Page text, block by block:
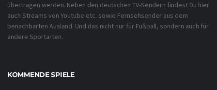
übertragen werden. Neben den deutschen TV-Sendern findest Du hier
auch Streams von Youtube etc. sowie Fernsehsender aus dem
benachbarten Ausland. Und das nicht nur für Fußball, sondern auch für
andere Sportarten.
KOMMENDE SPIELE